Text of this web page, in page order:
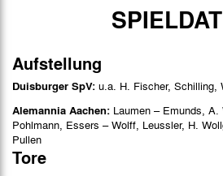
Aufstellung
Duisburger SpV: u.a. H. Fischer, Schilling,
Alemannia Aachen: Laumen – Emunds,
Pohlmann, Essers – Wolff, Leussler, H.
Pullen
Tore